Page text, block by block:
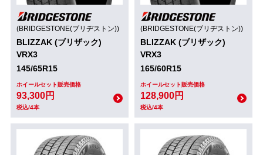
(BRIDGESTONE(ブリヂストン))
BLIZZAK (ブリザック)
VRX3
145/65R15
ホイールセット販売価格
93,300円
税込/4本
(BRIDGESTONE(ブリヂストン))
BLIZZAK (ブリザック)
VRX3
165/60R15
ホイールセット販売価格
128,900円
税込/4本